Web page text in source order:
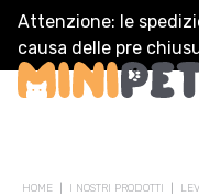
Attenzione: le
causa delle pre
HOME I NOSTRI PRODOTTI
LEV